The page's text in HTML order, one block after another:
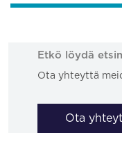
Etkö löydä
Ota yhteyttä
Ota